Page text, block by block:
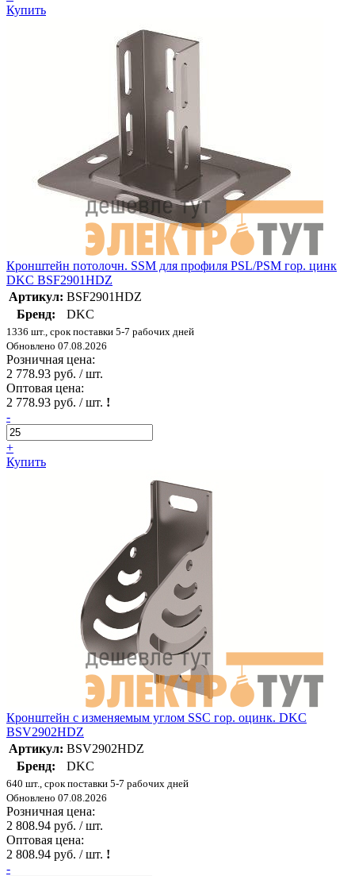
Купить
Кронштейн потолочн. SSM для профиля PSL/PSM гор. цинк
DKC BSF2901HDZ
Артикул: BSF2901HDZ
Бренд:
DKC
1336 шт., срок поставки 5-7 рабочих дней
Обновлено 07.08.2026
Розничная цена:
2 778.93 руб. / шт.
Оптовая цена:
2 778.93 руб. / шт. !
-
+
Купить
Кронштейн с изменяемым углом SSC гор. оцинк. DKC
BSV2902HDZ
Артикул: BSV2902HDZ
Бренд:
DKC
640 шт., срок поставки 5-7 рабочих дней
Обновлено 07.08.2026
Розничная цена:
2 808.94 руб. / шт.
Оптовая цена:
2 808.94 руб. / шт. !
-